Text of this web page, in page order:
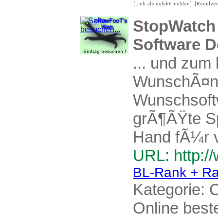
Software
... und zum
grÃ¶ÃŸte
Hand fÃ¼r
URL:
BL-Rank +
Kategorie:
Online